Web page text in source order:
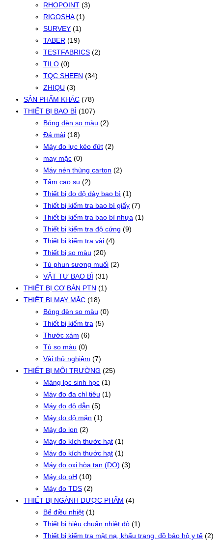
RHOPOINT (3)
RIGOSHA (1)
SURVEY (1)
TABER (19)
TESTFABRICS (2)
TILO (0)
TQC SHEEN (34)
ZHIQU (3)
SẢN PHẨM KHÁC (78)
THIẾT BỊ BAO BÌ (107)
Bóng đèn so màu (2)
Đá mài (18)
Máy đo lực kéo đứt (2)
may mặc (0)
Máy nén thùng carton (2)
Tấm cao su (2)
Thiết bị đo độ dày bao bì (1)
Thiết bị kiểm tra bao bì giấy (7)
Thiết bị kiểm tra bao bì nhựa (1)
Thiết bị kiểm tra độ cứng (9)
Thiết bị kiểm tra vải (4)
Thiết bị so màu (20)
Tủ phun sương muối (2)
VẬT TƯ BAO BÌ (31)
THIẾT BỊ CƠ BẢN PTN (1)
THIẾT BỊ MAY MẶC (18)
Bóng đèn so màu (0)
Thiết bị kiểm tra (5)
Thước xám (6)
Tủ so màu (0)
Vải thử nghiệm (7)
THIẾT BỊ MÔI TRƯỜNG (25)
Màng lọc sinh học (1)
Máy đo đa chỉ tiêu (1)
Máy đo độ dẫn (5)
Máy đo độ mặn (1)
Máy đo ion (2)
Máy đo kích thước hạt (1)
Máy đo kích thước hạt (1)
Máy đo oxi hòa tan (DO) (3)
Máy đo pH (10)
Máy đo TDS (2)
THIẾT BỊ NGÀNH DƯỢC PHẨM (4)
Bể điều nhiệt (1)
Thiết bị hiệu chuẩn nhiệt độ (1)
Thiết bị kiểm tra mặt nạ, khẩu trang, đồ bảo hộ y tế (2)